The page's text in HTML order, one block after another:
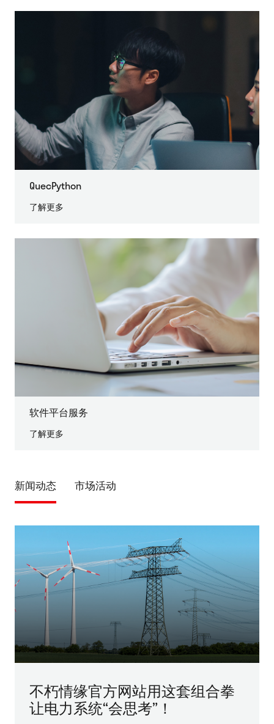
QuecPython
了解更多
软件平台服务
了解更多
新闻动态 市场活动
不朽情缘官方网站用这套组合拳
让电力系统“会思考”！